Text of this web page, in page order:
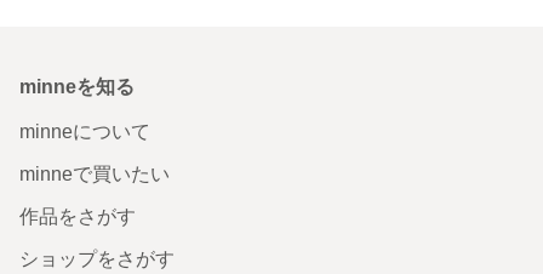
minneを知る
minneについて
minneで買いたい
作品をさがす
ショップをさがす